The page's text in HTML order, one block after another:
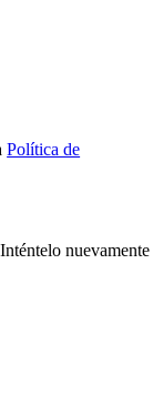
Política de
nuevamente